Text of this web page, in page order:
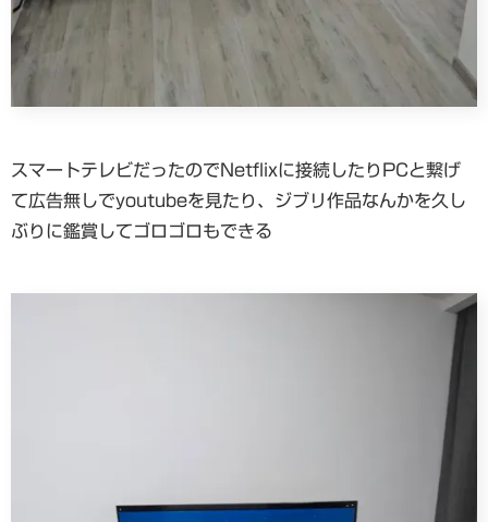
スマートテレビだったのでNetflixに接続したりPCと繋げ
て広告無しでyoutubeを見たり、ジブリ作品なんかを久し
ぶりに鑑賞してゴロゴロもできる